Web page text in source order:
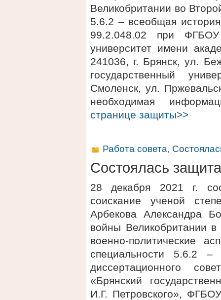
Великобритании во
5.6.2 – всеобщая
99.2.048.02 при ФГБОУ
университет имени
241036, г. Брянск, ул.
государственный
Смоленск, ул.
необходимая
странице защиты>>
Работа совета,
Состоялась защита
28 декабря 2021 г.
соискание ученой
Арбекова Александра
войны Великобритании
военно-политические
специальности 5.6.2
диссертационного
«Брянский
И.Г. Петровского»,